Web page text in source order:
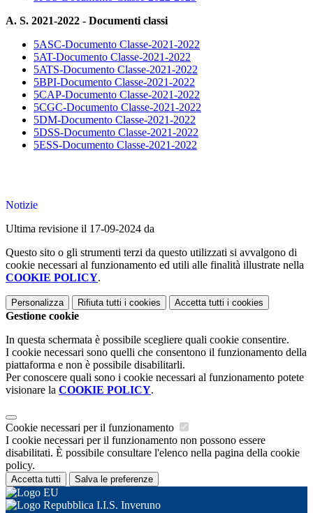
A. S. 2021-2022 - Documenti classi
5ASC-Documento Classe-2021-2022
5AT-Documento Classe-2021-2022
5ATS-Documento Classe-2021-2022
5BPI-Documento Classe-2021-2022
5CAP-Documento Classe-2021-2022
5CGC-Documento Classe-2021-2022
5DM-Documento Classe-2021-2022
5DSS-Documento Classe-2021-2022
5ESS-Documento Classe-2021-2022
Notizie
Ultima revisione il 17-09-2024 da
Questo sito o gli strumenti terzi da questo utilizzati si avvalgono di
cookie necessari al funzionamento ed utili alle finalità illustrate nella
COOKIE POLICY.
Personalizza Rifiuta tutti i cookies Accetta tutti i cookies
Gestione cookie
In questa schermata è possibile scegliere quali cookie consentire.
I cookie necessari sono quelli che consentono il funzionamento della
piattaforma e non è possibile disabilitarli.
Per conoscere quali sono i cookie necessari al funzionamento potete
visionare la COOKIE POLICY.
Cookie necessari per il funzionamento
I cookie necessari per il funzionamento non possono essere
disabilitati. È possibile consultare l'elenco nella pagina della cookie
policy.
Accetta tutti Salva le preferenze
I.I.S. Inveruno